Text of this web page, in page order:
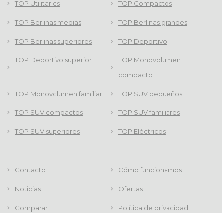
TOP Utilitarios TOP Compactos
TOP Berlinas medias TOP Berlinas grandes
TOP Berlinas superiores TOP Deportivo
TOP Deportivo superior
TOP Monovolumen
compacto
TOP Monovolumen familiar TOP SUV pequeños
TOP SUV compactos TOP SUV familiares
TOP SUV superiores TOP Eléctricos
Contacto Cómo funcionamos
Noticias Ofertas
Comparar Política de privacidad